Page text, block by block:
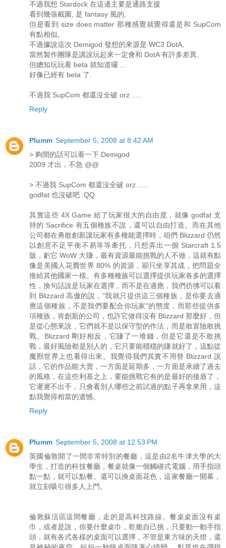
不過我想 Stardock 在這邊主要是通路支援
看到幾張截圖, 是 fantasy 風的,
但是看到 size does matter 那種感覺就覺得還是和 SupCom
有點相似,
不過據說這次 Demigod 發想的來源是 WC3 DotA,
當然製作團隊是講說玩起來一定會和 DotA 有許多差異,
但總知玩玩看 beta 就知道囉 ...
好像已經有 beta 了.
不過我 SupCom 都還沒全破 orz .....
Reply
Plumm September 5, 2008 at 8:42 AM
> 夠閒的話可以看一下 Demigod
2009 才出，不急 @@
> 不過我 SupCom 都還沒全破 orz .....
godfat 也沒破吧 :QQ
其實這些 4X Game 給了玩家很大的自由度，就像 godfat 支
持的 Sacrifice 有五個種族不說，還可以自由打造。而在其他
公司都在勇敢創新讓玩家有多種能選擇時，咱們 Blizzard 仍然
以創意不足平衡不易等等牽托，只想弄出一個 Starcraft 1.5
版，虧它 WoW 大賺，最有資源最能挑戰的人不做，這就有點
像是美國人花費世界 80% 的資源，卻只坐享其成，把問題全
推給其他國家一樣。有多種種族可以選擇提供玩家各多的選擇
性，換句話說是玩家在選擇，而不是在適應，我們彷彿可以看
到 Blizzard 高傲的說，"我就只提供這三個種族，是你要去適
應這個種族，不是我們要配合你玩家"的態度，而那些提供多
項種族，肯創新的公司，也許它做得沒有 Blizzard 那麼好，但
是從心態來說，它們就不是以保守型的作法，而是敢冒險敢挑
戰。Blizzard 剛好相反，它賺了一堆錢，但是它還是不敢挑
戰，最好風險都是別人的，它只要能穩穩的賺就好了，這點從
魔獸世界上也看得出來。我覺得我們其實不用替 Blizzard 說
話，它的作品能大賣，一方面是延期多，一方面是承續了過去
的風格，在這些利基之上，要能挑戰它有的是最好的後盾了，
它遲遲不出手，只會看別人哪些之前試過的點子再拿來用，這
點我覺得相當的遺憾。
Reply
Plumm September 5, 2008 at 12:53 PM
英國倫敦開了一間非常特別的餐廳，這是由2名牛津大學的大
學生，打造的科技餐廳，餐桌就像一個觸碰式電腦，用手指頭
點一點，就可以點餐。還可以換桌面花色，這家餐廳一開幕，
就立刻吸引很多人上門。
倫敦蘇活區這間餐廳，走的是高科技路線。餐桌桌面沒有桌
巾，或者是說，你要什麼桌巾，乾脆自己挑，只要動一動手指
頭，就有各式各樣的桌面可以選擇，不管是東方味的天燈，還